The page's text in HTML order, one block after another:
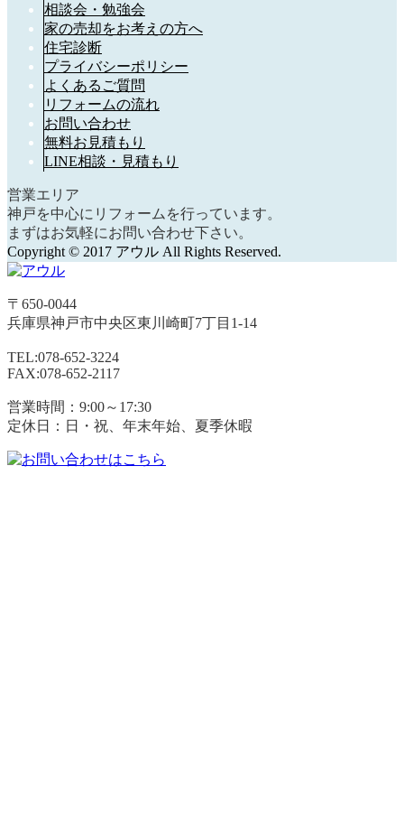
相談会・勉強会
家の売却をお考えの方へ
住宅診断
プライバシーポリシー
よくあるご質問
リフォームの流れ
お問い合わせ
無料お見積もり
LINE相談・見積もり
営業エリア
神戸を中心にリフォームを行っています。
まずはお気軽にお問い合わせ下さい。
Copyright © 2017 アウル All Rights Reserved.
〒650-0044
兵庫県神戸市中央区東川崎町7丁目1-14
TEL:078-652-3224
FAX:078-652-2117
営業時間：9:00～17:30
定休日：日・祝、年末年始、夏季休暇